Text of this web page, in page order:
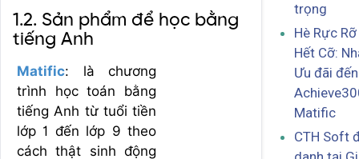
1.2. Sản phẩm để học bằng
tiếng Anh
Matific: là chương
trình học toán bằng
tiếng Anh từ tuổi tiền
lớp 1 đến lớp 9 theo
cách thật sinh động
trọng
Hè Rực
Hết Cỡ:
Ưu đãi
Matific
CTH Soft